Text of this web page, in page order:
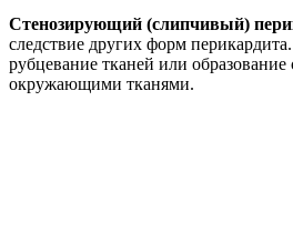
Стенозирующий (слипчивый)
следствие других форм
рубцевание тканей или образование
окружающими тканями.